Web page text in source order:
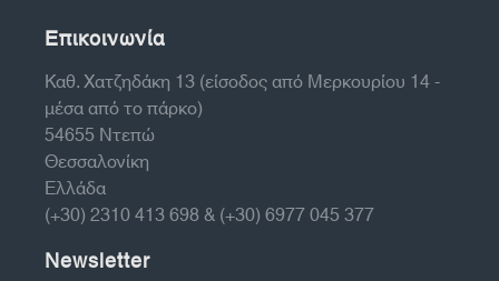
Επικοινωνία
Καθ. Χατζηδάκη 13 (είσοδος από Μερκουρίου 14 -
μέσα από το πάρκο)
54655 Ντεπώ
Θεσσαλονίκη
Ελλάδα
(+30) 2310 413 698 & (+30) 6977 045 377
Newsletter